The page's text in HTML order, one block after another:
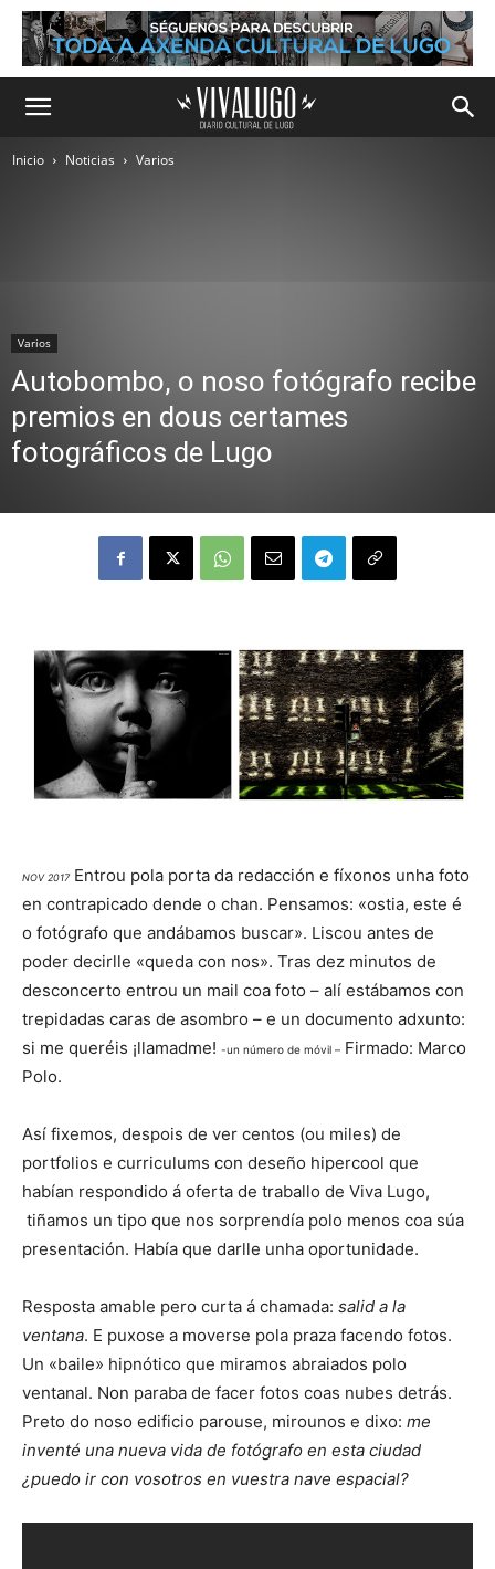
Inicio Noticias Varios
Varios
Autobombo, o noso fotógrafo recibe
premios en dous certames
fotográficos de Lugo
NOV 2017Entrou pola porta da redacción e fíxonos unha foto
en contrapicado dende o chan. Pensamos: «ostia, este é
o fotógrafo que andábamos buscar». Liscou antes de
poder decirlle «queda con nos». Tras dez minutos de
desconcerto entrou un mail coa foto – alí estábamos con
trepidadas caras de asombro – e un documento adxunto:
si me queréis ¡llamadme! -un número de móvil – Firmado: Marco
Polo.
Así fixemos, despois de ver centos (ou miles) de
portfolios e curriculums con deseño hipercool que
habían respondido á oferta de traballo de Viva Lugo,
tiñamos un tipo que nos sorprendía polo menos coa súa
presentación. Había que darlle unha oportunidade.
Resposta amable pero curta á chamada: salid a la
ventana. E puxose a moverse pola praza facendo fotos.
Un «baile» hipnótico que miramos abraiados polo
ventanal. Non paraba de facer fotos coas nubes detrás.
Preto do noso edificio parouse, mirounos e dixo: me
inventé una nueva vida de fotógrafo en esta ciudad
¿puedo ir con vosotros en vuestra nave espacial?